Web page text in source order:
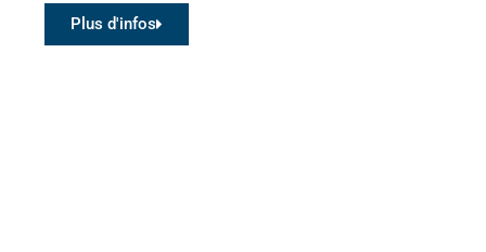
Plus d'infos